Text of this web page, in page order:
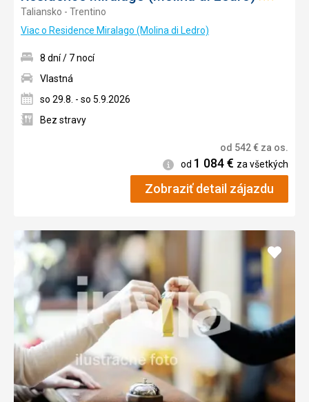
Taliansko - Trentino
Viac o Residence Miralago (Molina di Ledro)
8 dní / 7 nocí
Vlastná
so 29.8. - so 5.9.2026
Bez stravy
od 542€ za os.
Informácie
od 1 084€ za všetkých
Zobraziť detail zájazdu
Pridať